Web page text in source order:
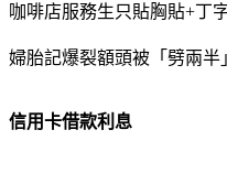
咖啡店服務生只貼胸貼+丁
婦胎記爆裂額頭被「劈兩半
信用卡借款利息